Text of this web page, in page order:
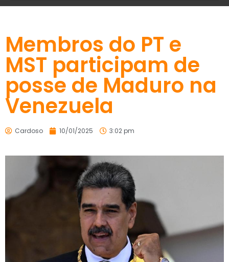
Membros do PT e
MST participam de
posse de Maduro na
Venezuela
Cardoso 10/01/2025 3:02 pm